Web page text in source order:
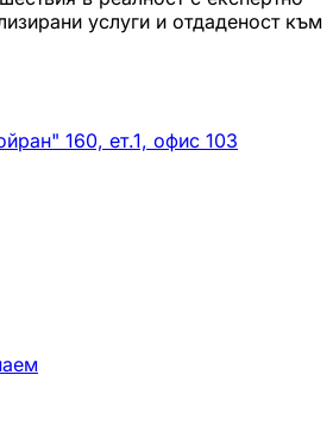
услуги и отдаденост към
160, ет.1, офис 103